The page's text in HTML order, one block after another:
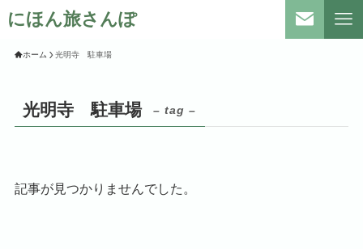
にほん旅さんぽ
ホーム 光明寺 駐車場
光明寺 駐車場 – tag –
記事が見つかりませんでした。